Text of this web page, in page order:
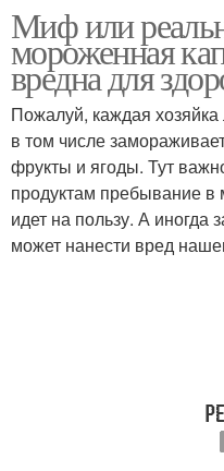
Капусты по сравнению
Миф или
мороженная
вредна для
Пожалуй, каждая хозяйка
в том числе
фрукты и ягоды. Тут
продуктам пребывание в
идет на пользу. А
может нанести вред